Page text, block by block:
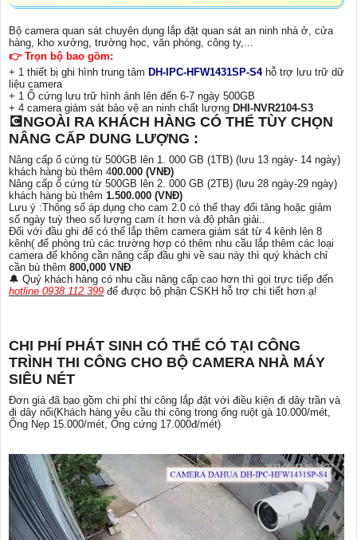
Bộ camera quan sát chuyên dụng lắp đặt quan sát an ninh nhà ở, cửa
hàng, kho xưởng, trường học, văn phòng, công ty,...
👉 Trọn bộ bao gồm:
+ 1 thiết bị ghi hình trung tâm DH-IPC-HFW1431SP-S4hỗ trợ lưu trữ dữ
liệu camera
+ 1 Ổ cứng lưu trữ hình ảnh lên đến 6-7 ngày 500GB
+ 4 camera giám sát bảo vệ an ninh chất lượng DHI-NVR2104-S3
💽NGOÀI RA KHÁCH HÀNG CÓ THỂ TÙY CHỌN
NÂNG CẤP DUNG LƯỢNG :
Nâng cấp ổ cứng từ 500GB lên 1. 000 GB (1TB) (lưu 13 ngày- 14 ngày)
khách hàng bù thêm 400.000 (VNĐ)
Nâng cấp ổ cứng từ 500GB lên 2. 000 GB (2TB) (lưu 28 ngày-29 ngày)
khách hàng bù thêm 1.500.000 (VNĐ)
Lưu ý :Thông số áp dụng cho cam 2.0 có thể thay đổi tăng hoặc giảm
số ngày tuỳ theo số lượng cam ít hơn và độ phân giải..
Đối với đầu ghi để có thể lắp thêm camera giám sát từ 4 kênh lên 8
kênh( để phòng trù các trường hợp có thêm nhu cầu lắp thêm các loại
camera để không cần nâng cấp đầu ghi về sau này thì quý khách chỉ
cần bù thêm 800,000 VNĐ
🔔 Quý khách hàng có nhu cầu nâng cấp cao hơn thì gọi trực tiếp đến
hotline 0938.112.399 để được bộ phận CSKH hỗ trợ chi tiết hơn ạ!
CHI PHÍ PHÁT SINH CÓ THỂ CÓ TẠI CÔNG
TRÌNH THI CÔNG CHO BỘ CAMERA NHÀ MÁY
SIÊU NÉT
Đơn giá đã bao gồm chi phí thi công lắp đặt với điều kiện đi dây trần và
đi dây nổi(Khách hàng yêu cầu thi công trong ống ruột gà 10.000/mét,
Ống Nẹp 15.000/mét, Ống cứng 17.000đ/mét)